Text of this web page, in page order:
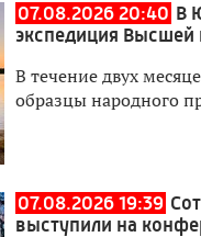
07.08.2026 20:40 В
экспедиция
В течение двух
образцы народного
07.08.2026 19:39
выступили на